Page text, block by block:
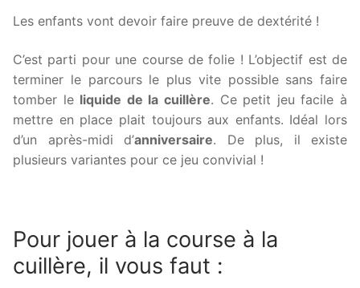
Les enfants vont devoir faire preuve de dextérité !
C’est parti pour une course de folie ! L’objectif est de
terminer le parcours le plus vite possible sans faire
tomber le liquide de la cuillère. Ce petit jeu facile à
mettre en place plait toujours aux enfants. Idéal lors
d’un après-midi d’anniversaire. De plus, il existe
plusieurs variantes pour ce jeu convivial !
Pour jouer à la course à la
cuillère, il vous faut :